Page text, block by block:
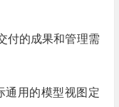
付的成果和管理需
通用的模型视图定